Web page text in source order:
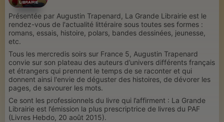
Présentée par Augustin Trapenard, La Grande Librairie est le
rendez-vous de l'actualité littéraire sous toutes ses formes :
romans, essais, histoire, polars, bandes dessinées, jeunesse,
etc.
Tous les mercredis soirs sur France 5, Augustin Trapenard
convie sur son plateau des auteurs d’univers différents français
et étrangers qui prennent le temps de se raconter et qui
donnent ainsi l'envie de déguster des histoires, de dévorer les
pages, de savourer les mots.
Ce sont les professionnels du livre qui l’affirment : La Grande
Librairie est l’émission la plus prescriptrice de livres du PAF
(Livres Hebdo, 20 août 2015).